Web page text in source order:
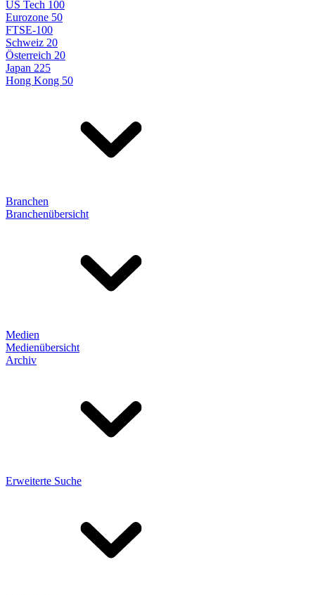
US Tech 100
Eurozone 50
FTSE-100
Schweiz 20
Österreich 20
Japan 225
Hong Kong 50
Branchen
Branchenübersicht
Medien
Medienübersicht
Archiv
Erweiterte Suche